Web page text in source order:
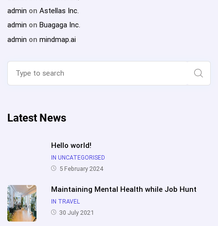
admin on Astellas Inc.
admin on Buagaga Inc.
admin on mindmap.ai
for:
Latest News
Hello world!
IN UNCATEGORISED
5 February 2024
Maintaining Mental Health while Job Hunt
IN TRAVEL
30 July 2021